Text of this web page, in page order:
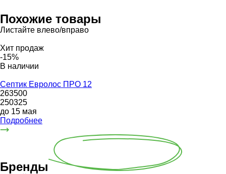
Похожие товары
Листайте влево/вправо
Хит продаж
-15%
В наличии
Септик Евролос ПРО 12
263500
250325
до 15 мая
Подробнее
Бренды